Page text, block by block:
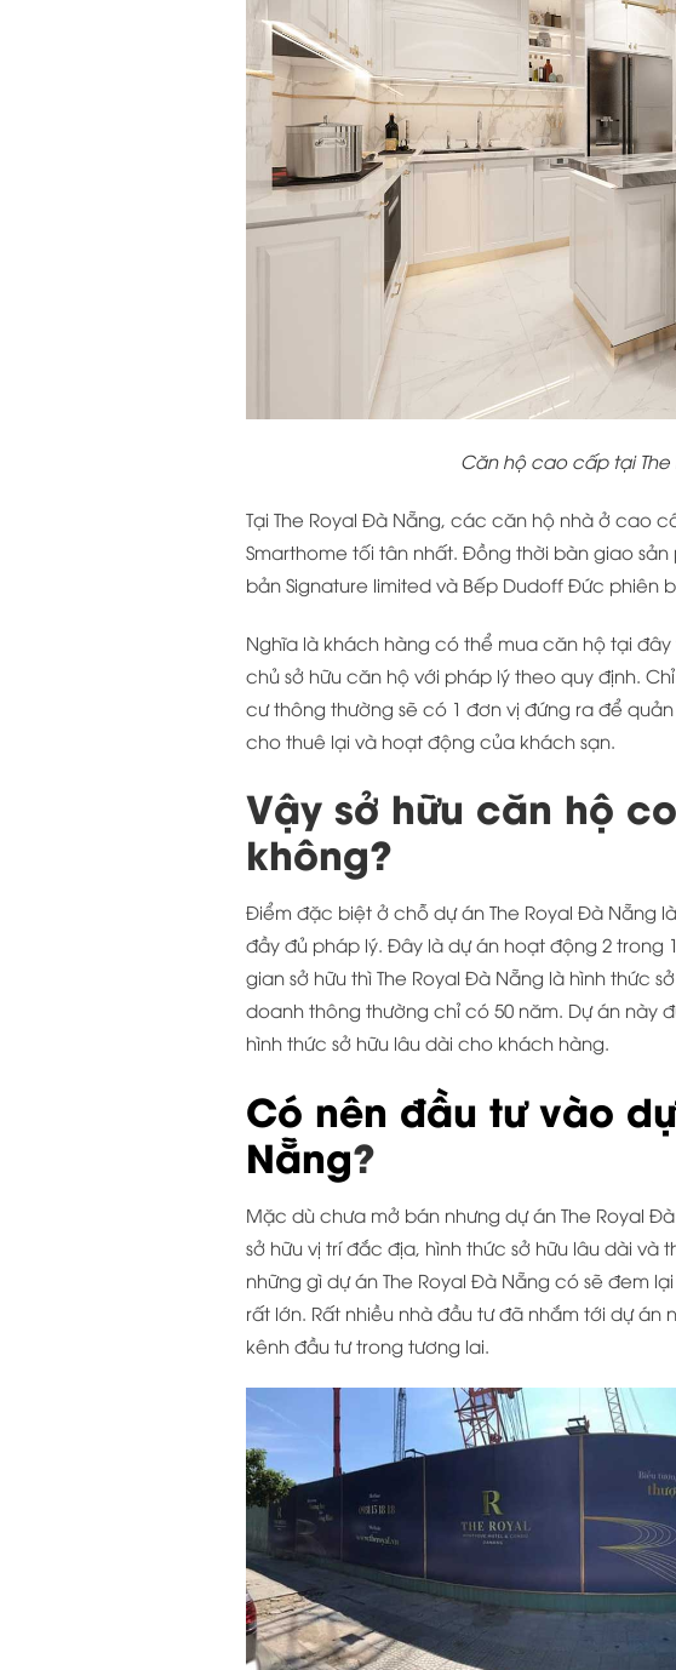
Căn hộ cao cấp tại The
Tại The Royal Đà Nẵng, các căn hộ nhà ở cao
Smarthome tối tân nhất. Đồng thời bàn giao sản
bản Signature limited và Bếp Dudoff Đức phiên
Nghĩa là khách hàng có thể mua căn hộ tại đây
chủ sở hữu căn hộ với pháp lý theo quy định.
cư thông thường sẽ có 1 đơn vị đứng ra để
cho thuê lại và hoạt động của khách sạn.
Vậy sở hữu căn hộ
không?
Điểm đặc biệt ở chỗ dự án The Royal Đà Nẵng
đầy đủ pháp lý. Đây là dự án hoạt động 2
gian sở hữu thì The Royal Đà Nẵng là hình thức
doanh thông thường chỉ có 50 năm. Dự án
hình thức sở hữu lâu dài cho khách hàng.
Có nên đầu tư vào
Nẵng?
Mặc dù chưa mở bán nhưng dự án The Royal
sở hữu vị trí đắc địa, hình thức sở hữu lâu dài
những gì dự án The Royal Đà Nẵng có sẽ đem
rất lớn. Rất nhiều nhà đầu tư đã nhắm tới dự
kênh đầu tư trong tương lai.